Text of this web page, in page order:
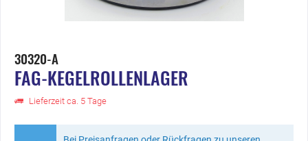
30320-A
FAG-KEGELROLLENLAGER
Lieferzeit ca. 5 Tage